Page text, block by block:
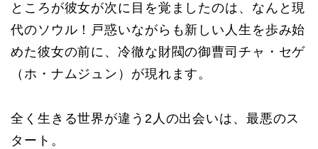
ところが彼女が次に目を覚ましたのは、なんと現
代のソウル！戸惑いながらも新しい人生を歩み始
めた彼女の前に、冷徹な財閥の御曹司チャ・セゲ
（ホ・ナムジュン）が現れます。
全く生きる世界が違う2人の出会いは、最悪のス
タート。